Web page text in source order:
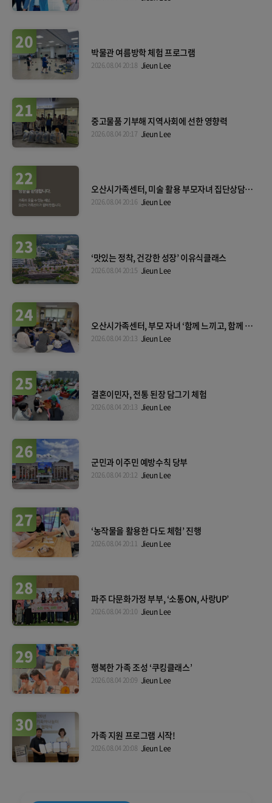
20
박물관 여름방학 체험 프로그램
2026.08.04 20:18 Jieun Lee
21
중고물품 기부해 지역사회에 선한 영향력
2026.08.04 20:17 Jieun Lee
22
오산시가족센터, 미술 활용 부모자녀 집단상담
운영해
2026.08.04 20:16 Jieun Lee
23
‘맛있는 정착, 건강한 성장’ 이유식클래스
2026.08.04 20:15 Jieun Lee
24
오산시가족센터, 부모 자녀 ‘함께 느끼고, 함께 자
라기’
2026.08.04 20:13 Jieun Lee
25
결혼이민자, 전통 된장 담그기 체험
2026.08.04 20:13 Jieun Lee
26
군민과 이주민 예방수칙 당부
2026.08.04 20:12 Jieun Lee
27
‘농작물을 활용한 다도 체험’ 진행
2026.08.04 20:11 Jieun Lee
28
파주 다문화가정 부부, ‘소통ON, 사랑UP’
2026.08.04 20:10 Jieun Lee
29
행복한 가족 조성 ‘쿠킹클래스’
2026.08.04 20:09 Jieun Lee
30
가족 지원 프로그램 시작!
2026.08.04 20:08 Jieun Lee